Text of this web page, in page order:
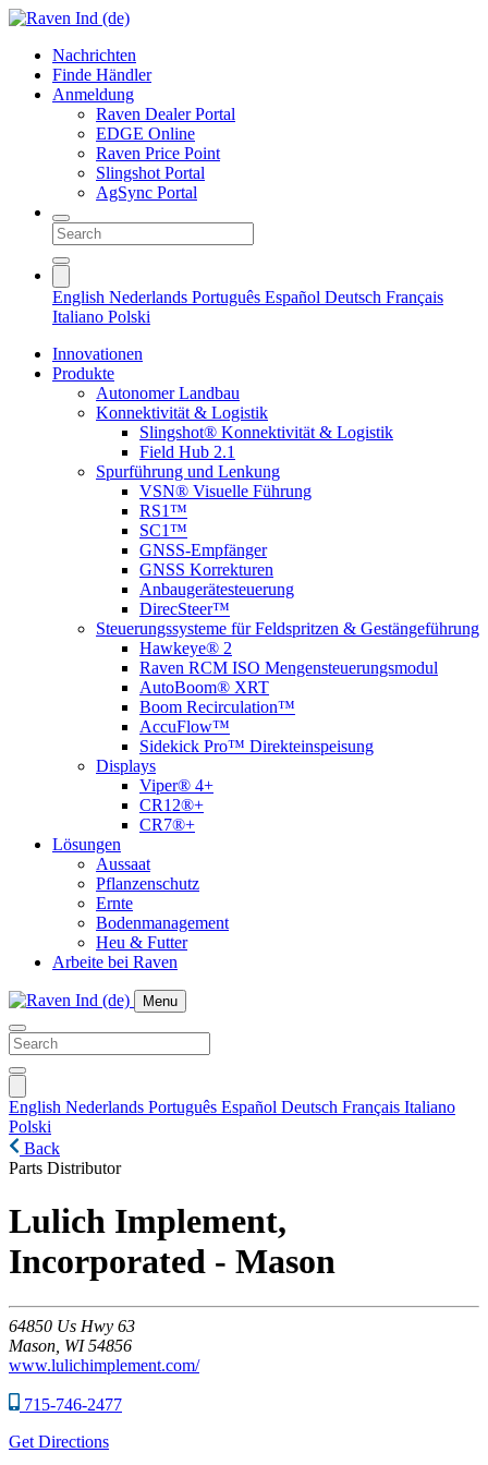
Nachrichten
Finde Händler
Anmeldung
Raven Dealer Portal
EDGE Online
Raven Price Point
Slingshot Portal
AgSync Portal
English Nederlands Português Español Deutsch Français
Italiano Polski
Innovationen
Produkte
Autonomer Landbau
Konnektivität & Logistik
Slingshot® Konnektivität & Logistik
Field Hub 2.1
Spurführung und Lenkung
VSN® Visuelle Führung
RS1™
SC1™
GNSS-Empfänger
GNSS Korrekturen
Anbaugerätesteuerung
DirecSteer™
Steuerungssysteme für Feldspritzen & Gestängeführung
Hawkeye® 2
Raven RCM ISO Mengensteuerungsmodul
AutoBoom® XRT
Boom Recirculation™
AccuFlow™
Sidekick Pro™ Direkteinspeisung
Displays
Viper® 4+
CR12®+
CR7®+
Lösungen
Aussaat
Pflanzenschutz
Ernte
Bodenmanagement
Heu & Futter
Arbeite bei Raven
Menu
English Nederlands Português Español Deutsch Français Italiano
Polski
Back
Parts Distributor
Lulich Implement,
Incorporated - Mason
64850 Us Hwy 63
Mason, WI 54856
www.lulichimplement.com/
715-746-2477
Get Directions